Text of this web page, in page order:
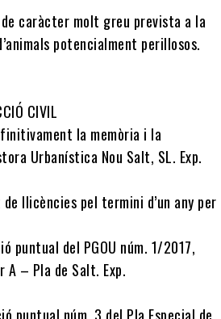
caràcter molt greu prevista a la
potencialment perillosos.
CIVIL
la memòria i la
Urbanística Nou Salt, SL. Exp.
de llicències pel termini d’un any per
puntual del PGOU núm. 1/2017,
A – Pla de Salt. Exp.